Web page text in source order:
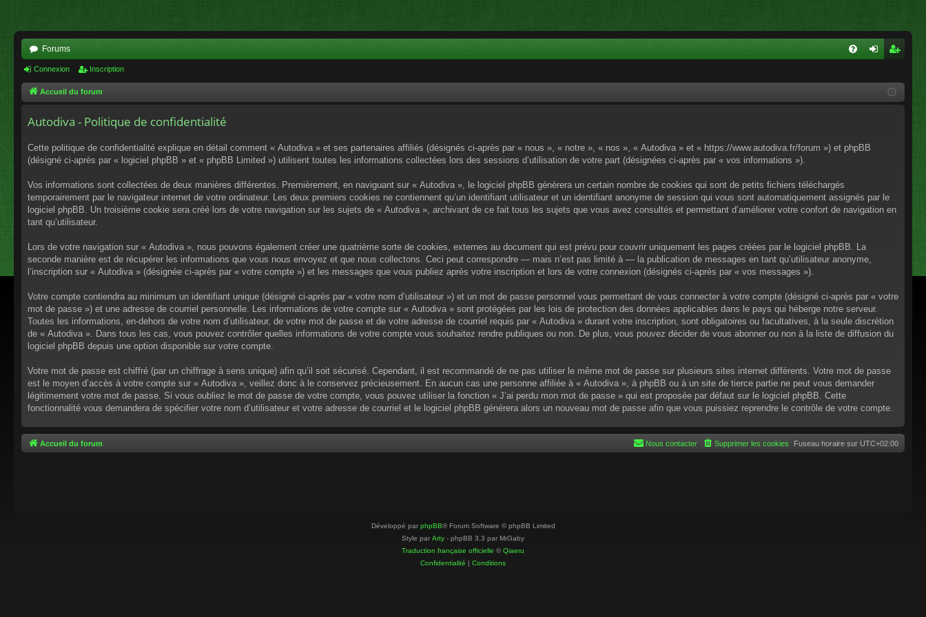
Forums
cri
Connexion Inscription
Accueil du forum
Autodiva - Politique de confidentialité
Cette politique de confidentialité explique en détail comment « Autodiva » et ses partenaires affiliés (désignés ci-après par « nous », « notre », « nos », « Autodiva » et « https://www.autodiva.fr/forum ») et phpBB
(désigné ci-après par « logiciel phpBB » et « phpBB Limited ») utilisent toutes les informations collectées lors des sessions d’utilisation de votre part (désignées ci-après par « vos informations »).
Vos informations sont collectées de deux manières différentes. Premièrement, en naviguant sur « Autodiva », le logiciel phpBB génèrera un certain nombre de cookies qui sont de petits fichiers téléchargés
temporairement par le navigateur internet de votre ordinateur. Les deux premiers cookies ne contiennent qu’un identifiant utilisateur et un identifiant anonyme de session qui vous sont automatiquement assignés par le
logiciel phpBB. Un troisième cookie sera créé lors de votre navigation sur les sujets de « Autodiva », archivant de ce fait tous les sujets que vous avez consultés et permettant d’améliorer votre confort de navigation en
tant qu’utilisateur.
Lors de votre navigation sur « Autodiva », nous pouvons également créer une quatrième sorte de cookies, externes au document qui est prévu pour couvrir uniquement les pages créées par le logiciel phpBB. La
seconde manière est de récupérer les informations que vous nous envoyez et que nous collectons. Ceci peut correspondre — mais n’est pas limité à — la publication de messages en tant qu’utilisateur anonyme,
l’inscription sur « Autodiva » (désignée ci-après par « votre compte ») et les messages que vous publiez après votre inscription et lors de votre connexion (désignés ci-après par « vos messages »).
Votre compte contiendra au minimum un identifiant unique (désigné ci-après par « votre nom d’utilisateur ») et un mot de passe personnel vous permettant de vous connecter à votre compte (désigné ci-après par « votre
mot de passe ») et une adresse de courriel personnelle. Les informations de votre compte sur « Autodiva » sont protégées par les lois de protection des données applicables dans le pays qui héberge notre serveur.
Toutes les informations, en-dehors de votre nom d’utilisateur, de votre mot de passe et de votre adresse de courriel requis par « Autodiva » durant votre inscription, sont obligatoires ou facultatives, à la seule discrétion
de « Autodiva ». Dans tous les cas, vous pouvez contrôler quelles informations de votre compte vous souhaitez rendre publiques ou non. De plus, vous pouvez décider de vous abonner ou non à la liste de diffusion du
logiciel phpBB depuis une option disponible sur votre compte.
Votre mot de passe est chiffré (par un chiffrage à sens unique) afin qu’il soit sécurisé. Cependant, il est recommandé de ne pas utiliser le même mot de passe sur plusieurs sites internet différents. Votre mot de passe
est le moyen d’accès à votre compte sur « Autodiva », veillez donc à le conservez précieusement. En aucun cas une personne affiliée à « Autodiva », à phpBB ou à un site de tierce partie ne peut vous demander
légitimement votre mot de passe. Si vous oubliez le mot de passe de votre compte, vous pouvez utiliser la fonction « J’ai perdu mon mot de passe » qui est proposée par défaut sur le logiciel phpBB. Cette
fonctionnalité vous demandera de spécifier votre nom d’utilisateur et votre adresse de courriel et le logiciel phpBB générera alors un nouveau mot de passe afin que vous puissiez reprendre le contrôle de votre compte.
Accueil du forum Fuseau horaire sur UTC+02:00
Supprimer les cookies
Nous contacter
Développé par phpBB® Forum Software © phpBB Limited
Style par Arty - phpBB 3.3 par MrGaby
Traduction française officielle ©Qiaeru
Confidentialité | Conditions